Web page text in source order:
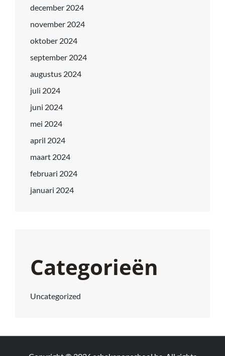
december 2024
november 2024
oktober 2024
september 2024
augustus 2024
juli 2024
juni 2024
mei 2024
april 2024
maart 2024
februari 2024
januari 2024
Categorieën
Uncategorized